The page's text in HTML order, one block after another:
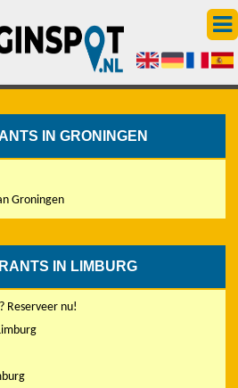
IN GRONINGEN
Groningen
IN LIMBURG
Reserveer nu!